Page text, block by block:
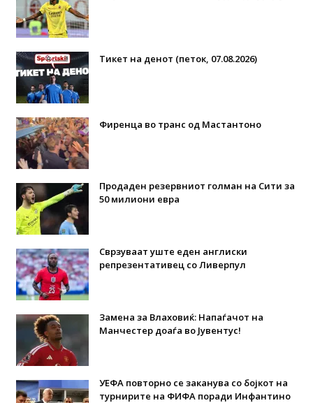
Тикет на денот (петок, 07.08.2026)
Фиренца во транс од Мастантоно
Продаден резервниот голман на Сити за
50 милиони евра
Сврзуваат уште еден англиски
репрезентативец со Ливерпул
Замена за Влаховиќ: Напаѓачот на
Манчестер доаѓа во Јувентус!
УЕФА повторно се заканува со бојкот на
турнирите на ФИФА поради Инфантино